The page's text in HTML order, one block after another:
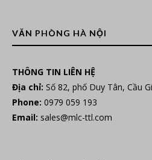
VĂN PHÒNG HÀ NỘI
THÔNG TIN LIÊN HỆ
Địa chỉ: Số 82, phố Duy Tân, Cầu
Phone: 0979 059 193
Email: sales@mlc-ttl.com